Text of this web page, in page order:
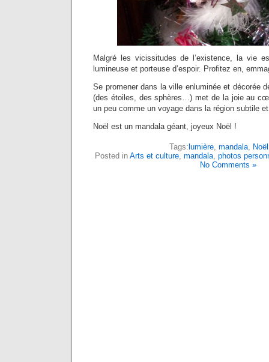
Malgré les vicissitudes de l’existence, la vie
lumineuse et porteuse d’espoir. Profitez en,
Se promener dans la ville enluminée et décorée
(des étoiles, des sphères…) met de la joie au
un peu comme un voyage dans la région subtile
Noël est un mandala géant, joyeux Noël !
Tags:lumière, mandala,
Posted in Arts et culture, mandala, photos
No Comments »